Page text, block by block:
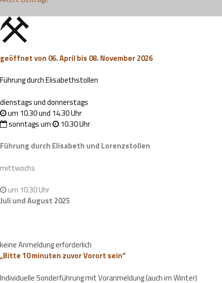
geöffnet von 06. April bis 08. November 2026
Führung durch Elisabethstollen
dienstags und donnerstags
um 10.30 und 14.30 Uhr
sonntags um
10.30 Uhr
Führung durch Elisabeth und Lorenzstollen
mittwochs
um 10.30 Uhr
Juli und August 2025
keine Anmeldung erforderlich
„Bitte 10 minuten zuvor Vorort sein“
Individuelle Sonderführung mit Voranmeldung (auch im Winter)